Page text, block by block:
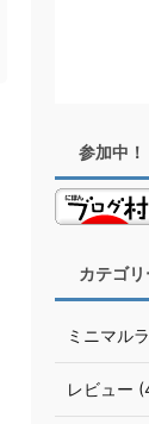
参加中！
カテゴリ
ミニマル
レビュー